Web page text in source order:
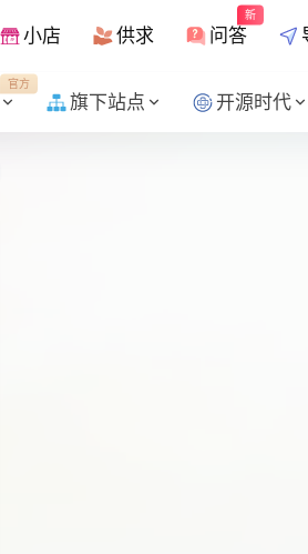
小店 供求
新
问答
官方
旗下站点 开源时代